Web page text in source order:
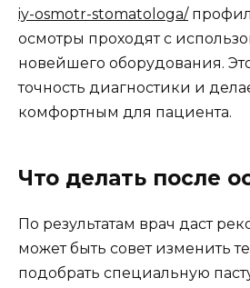
iy-osmotr-stomatologa/
осмотры проходят с
новейшего оборудования.
точность диагностики и
комфортным для пациента.
Что делать после
По результатам врач даст
может быть совет изменить
подобрать специальную